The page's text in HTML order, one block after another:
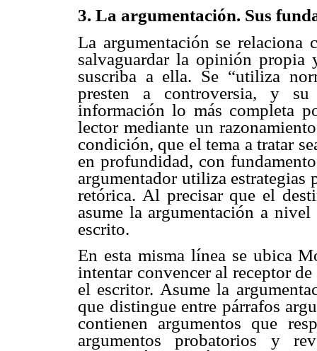
3. La argumentación. Sus
La argumentación se relaciona
salvaguardar la opinión propia
suscriba a ella. Se “utiliza
presten a controversia, y
información lo más completa
lector mediante un
condición, que el tema a tratar
en profundidad, con
argumentador utiliza
retórica. Al precisar que el
asume la argumentación a
escrito.
En esta misma línea se ubica
intentar convencer al receptor
el escritor. Asume la
que distingue entre párrafos
contienen argumentos que
argumentos probatorios y